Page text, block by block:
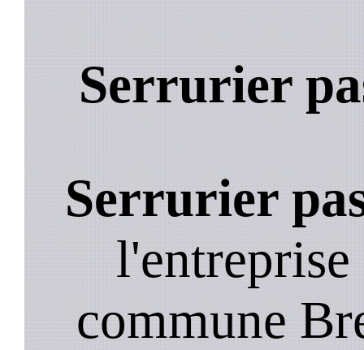
Serrurier
Serrurier
commune